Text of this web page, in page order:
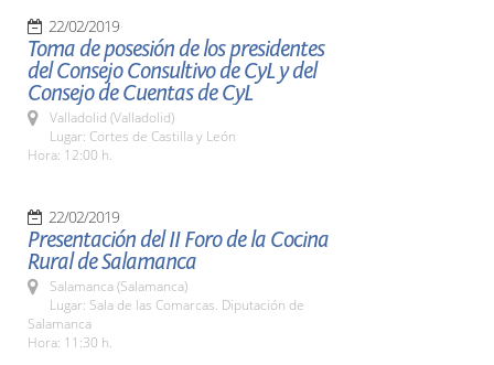
22/02/2019
Toma de posesión de los presidentes
del Consejo Consultivo de CyL y del
Consejo de Cuentas de CyL
Valladolid (Valladolid)
Lugar: Cortes de Castilla y León
Hora: 12:00 h.
22/02/2019
Presentación del II Foro de la Cocina
Rural de Salamanca
Salamanca (Salamanca)
Lugar: Sala de las Comarcas. Diputación de
Salamanca
Hora: 11:30 h.